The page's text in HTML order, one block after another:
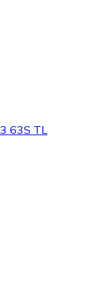
63S TL